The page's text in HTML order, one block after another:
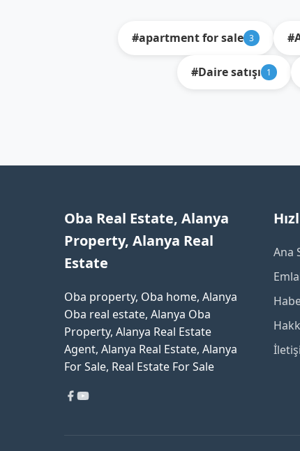
#apartment for sale 3
#Daire satışı 1
Oba Real Estate, Alanya
Property, Alanya Real
Estate
Oba property, Oba home, Alanya
Oba real estate, Alanya Oba
Property, Alanya Real Estate
Agent, Alanya Real Estate, Alanya
For Sale, Real Estate For Sale
Ana